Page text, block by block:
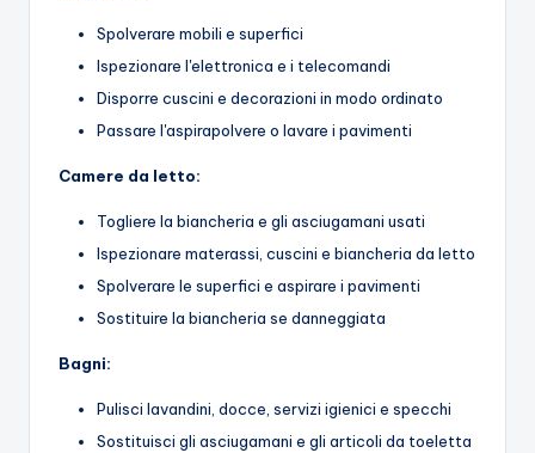
Spolverare mobili e superfici
Ispezionare l'elettronica e i telecomandi
Disporre cuscini e decorazioni in modo ordinato
Passare l'aspirapolvere o lavare i pavimenti
Camere da letto:
Togliere la biancheria e gli asciugamani usati
Ispezionare materassi, cuscini e biancheria da letto
Spolverare le superfici e aspirare i pavimenti
Sostituire la biancheria se danneggiata
Bagni:
Pulisci lavandini, docce, servizi igienici e specchi
Sostituisci gli asciugamani e gli articoli da toeletta